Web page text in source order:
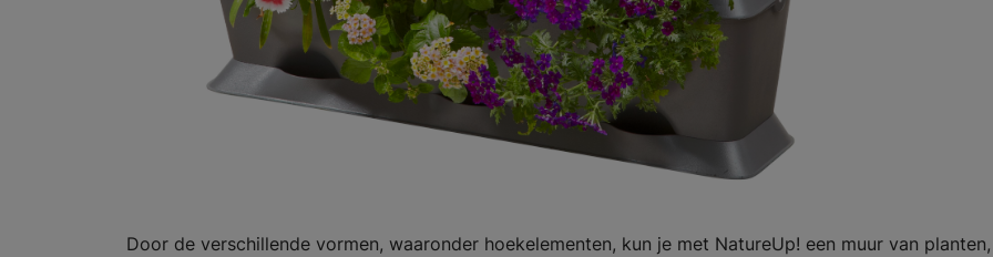
Door de verschillende vormen, waaronder hoekelementen, kun je met NatureUp! een muur van planten,